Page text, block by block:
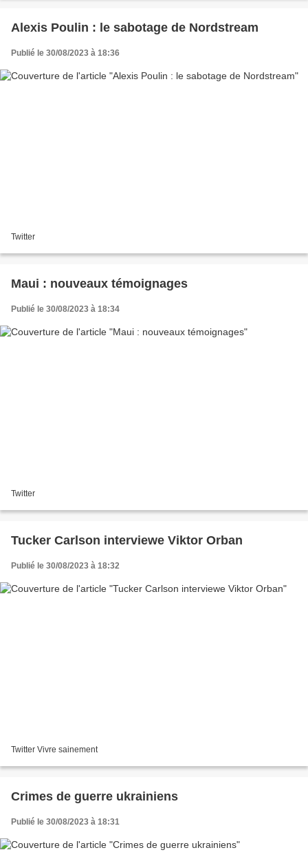
Alexis Poulin : le sabotage de Nordstream
Publié le 30/08/2023 à 18:36
Twitter
Maui : nouveaux témoignages
Publié le 30/08/2023 à 18:34
Twitter
Tucker Carlson interviewe Viktor Orban
Publié le 30/08/2023 à 18:32
Twitter Vivre sainement
Crimes de guerre ukrainiens
Publié le 30/08/2023 à 18:31